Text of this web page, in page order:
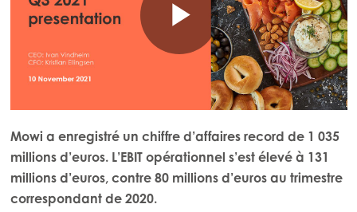
Mowi a enregistré un chiffre d’affaires record de 1 035
millions d’euros. L’EBIT opérationnel s’est élevé à 131
millions d’euros, contre 80 millions d’euros au trimestre
correspondant de 2020.